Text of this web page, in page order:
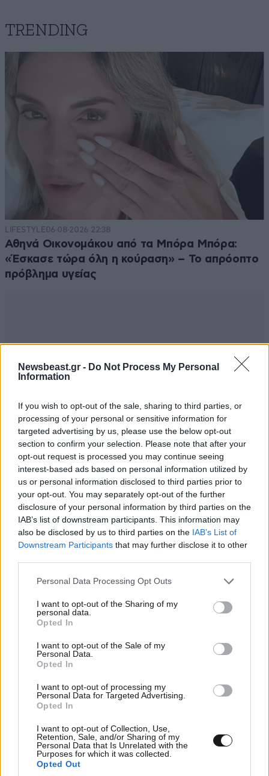
Newsbeast.gr - Do Not Process My Personal
Information
If you wish to opt-out of the sale, sharing to third parties, or
processing of your personal or sensitive information for
targeted advertising by us, please use the below opt-out
section to confirm your selection. Please note that after your
opt-out request is processed you may continue seeing
interest-based ads based on personal information utilized by
us or personal information disclosed to third parties prior to
your opt-out. You may separately opt-out of the further
disclosure of your personal information by third parties on the
IAB’s list of downstream participants. This information may
also be disclosed by us to third parties on the IAB’s List of
Downstream Participants that may further disclose it to other
Please note that this website/app uses one or more Google
not limited to your visit or usage behaviour. You may click to
grant or deny consent to Google and its third-party tags to
use your data for below specified purposes in below Google
consent section.
Personal Data Processing Opt Outs
I want to opt-out of the Sharing of my
personal data.
Opted In
I want to opt-out of the Sale of my
Personal Data.
Opted In
I want to opt-out of processing my
Personal Data for Targeted Advertising.
Opted In
I want to opt-out of Collection, Use,
Retention, Sale, and/or Sharing of my
Personal Data that Is Unrelated with the
Purposes for which it was collected.
Opted Out
TRENDING
LIFESTYLE06·08·2026 22:38
Αθηνά Οικονομάκου από τα Μπόρα Μπόρα:
«Έσκασε τώρα όλη η κούραση» – Το απρόοπτο
πρόβλημα υγείας